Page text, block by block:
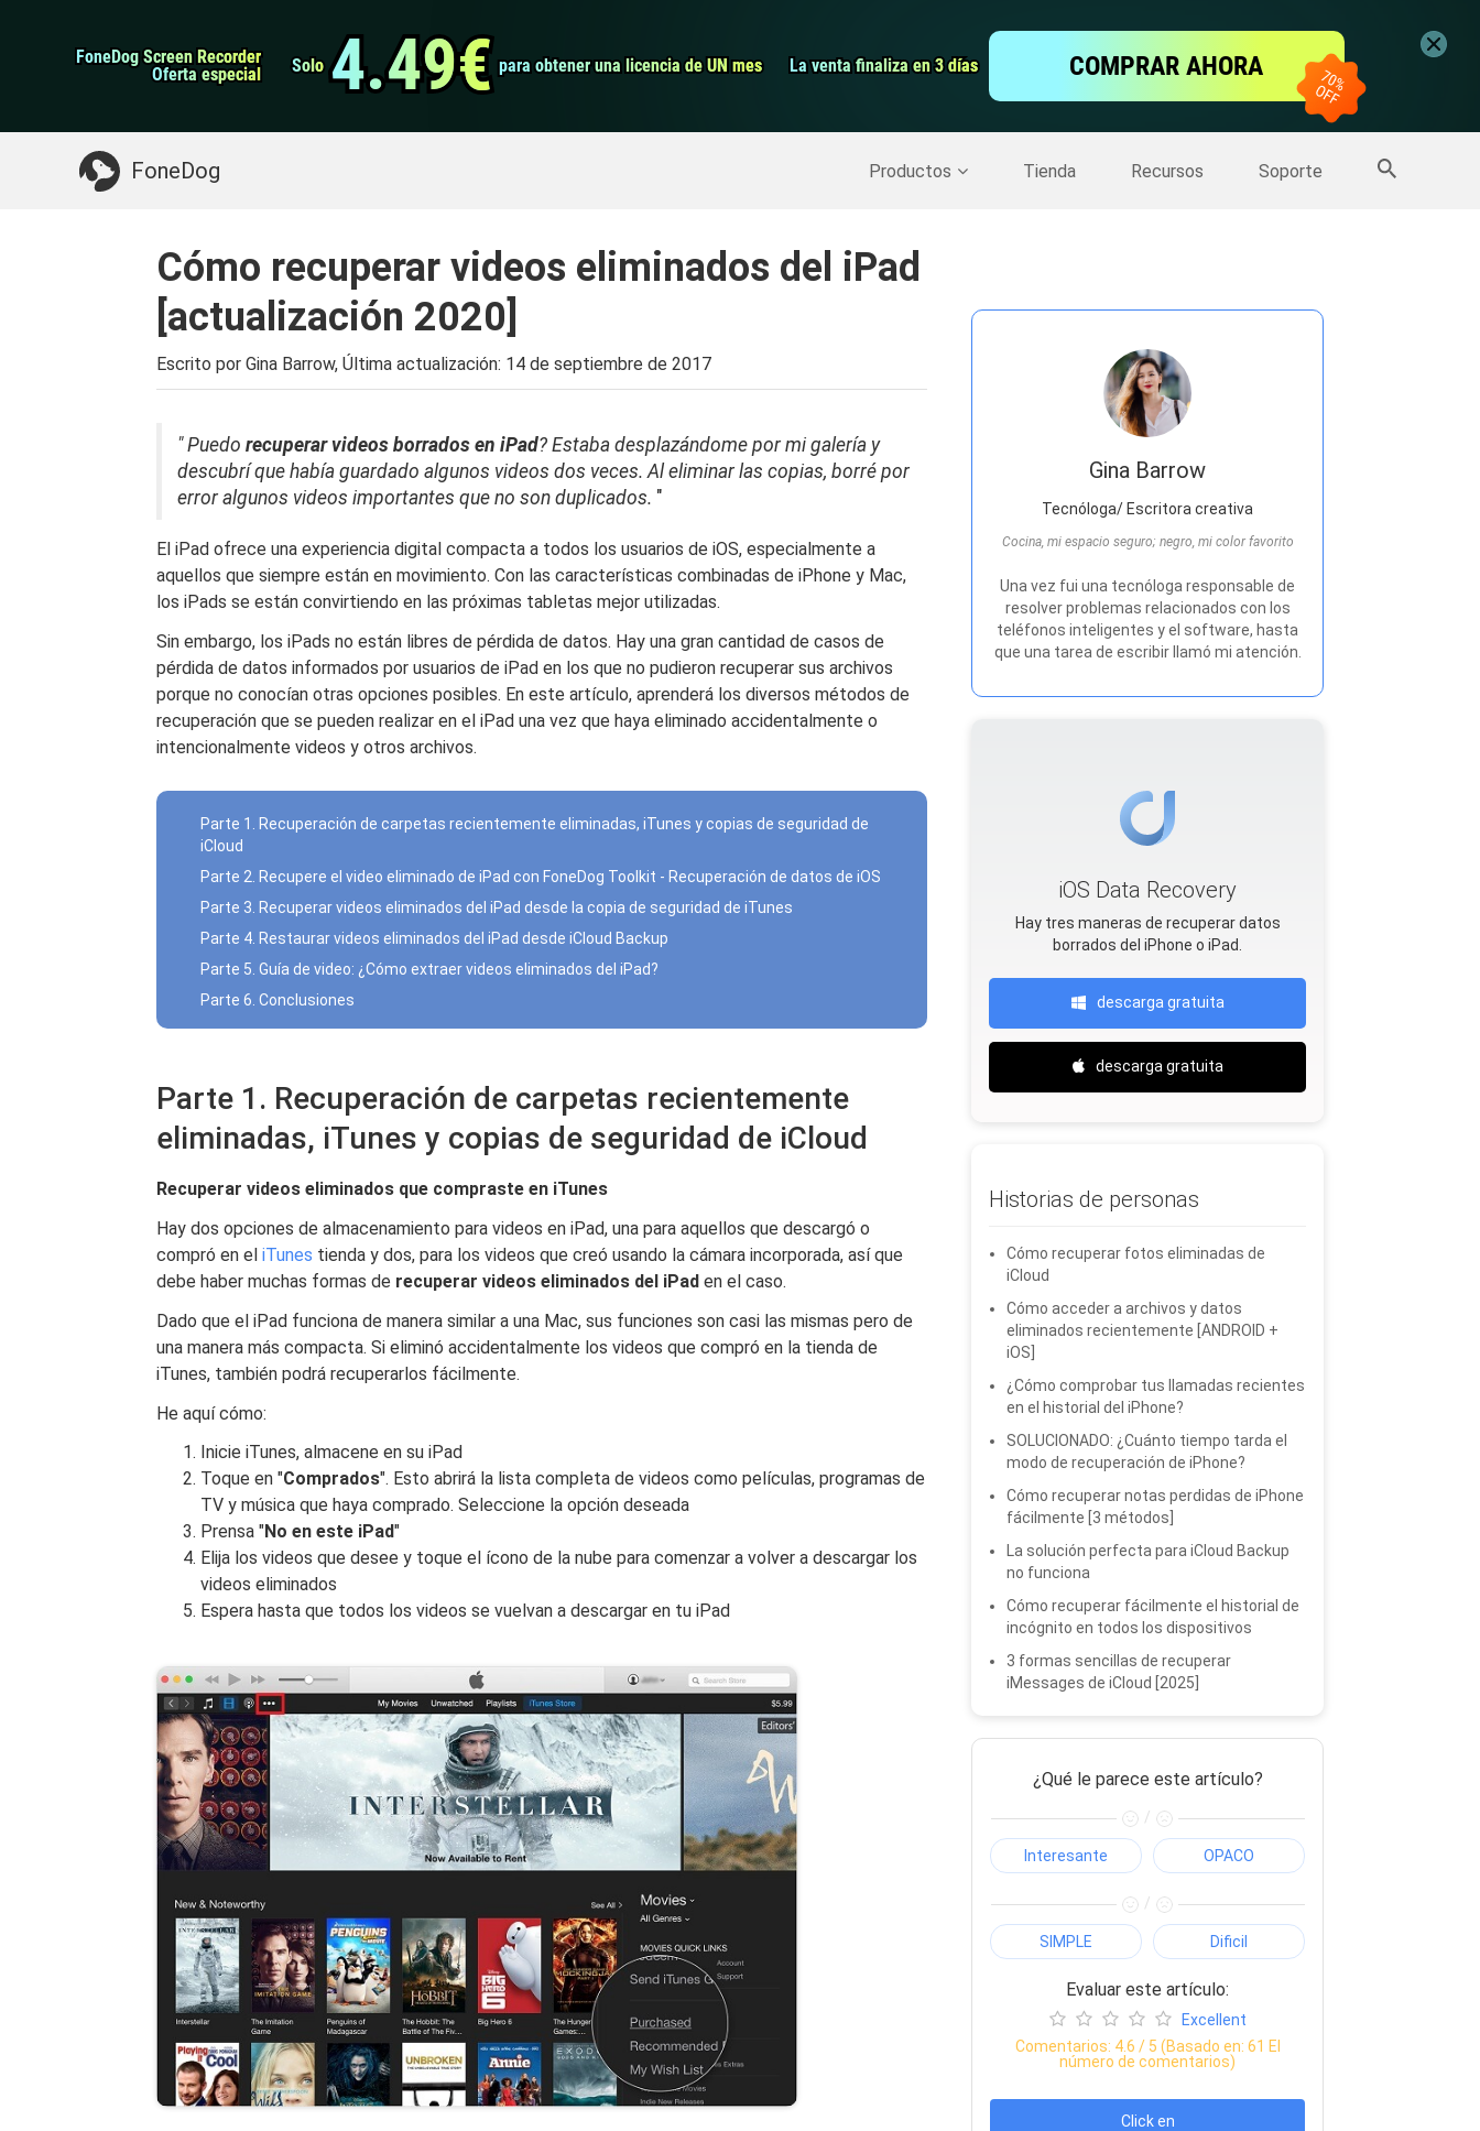
FoneDog Screen Recorder
FoneDog Screen Recorder
Oferta especial
Oferta especial Solo
Solo 4.49€
4.49€ para obtener una licencia de UN mes
para obtener una licencia de UN mes La venta finaliza en 3 días
La venta finaliza en 3 días COMPRAR AHORA
FoneDog Productos Tienda Recursos Soporte
Limpiador de iPhone
Grabador de pantalla
Algo que puede necesitar: Copia de seguridad del iPhone >> Más productos
Cómo recuperar videos eliminados del iPad
[actualización 2020]
Escrito por Gina Barrow, Última actualización: 14 de septiembre de 2017
" Puedo recuperar videos borrados en iPad? Estaba desplazándome por mi galería y
descubrí que había guardado algunos videos dos veces. Al eliminar las copias, borré por
error algunos videos importantes que no son duplicados. "
El iPad ofrece una experiencia digital compacta a todos los usuarios de iOS, especialmente a
aquellos que siempre están en movimiento. Con las características combinadas de iPhone y Mac,
los iPads se están convirtiendo en las próximas tabletas mejor utilizadas.
Sin embargo, los iPads no están libres de pérdida de datos. Hay una gran cantidad de casos de
pérdida de datos informados por usuarios de iPad en los que no pudieron recuperar sus archivos
porque no conocían otras opciones posibles. En este artículo, aprenderá los diversos métodos de
recuperación que se pueden realizar en el iPad una vez que haya eliminado accidentalmente o
intencionalmente videos y otros archivos.
Parte 1. Recuperación de carpetas recientemente eliminadas, iTunes y copias de seguridad de
iCloud
Parte 2. Recupere el video eliminado de iPad con FoneDog Toolkit - Recuperación de datos de iOS
Parte 3. Recuperar videos eliminados del iPad desde la copia de seguridad de iTunes
Parte 4. Restaurar videos eliminados del iPad desde iCloud Backup
Parte 5. Guía de video: ¿Cómo extraer videos eliminados del iPad?
Parte 6. Conclusiones
Parte 1. Recuperación de carpetas recientemente
eliminadas, iTunes y copias de seguridad de iCloud
Recuperar videos eliminados que compraste en iTunes
Hay dos opciones de almacenamiento para videos en iPad, una para aquellos que descargó o
compró en el iTunes tienda y dos, para los videos que creó usando la cámara incorporada, así que
debe haber muchas formas de recuperar videos eliminados del iPad en el caso.
Dado que el iPad funciona de manera similar a una Mac, sus funciones son casi las mismas pero de
una manera más compacta. Si eliminó accidentalmente los videos que compró en la tienda de
iTunes, también podrá recuperarlos fácilmente.
He aquí cómo:
Inicie iTunes, almacene en su iPad
Toque en "Comprados". Esto abrirá la lista completa de videos como películas, programas de
TV y música que haya comprado. Seleccione la opción deseada
Prensa "No en este iPad"
Elija los videos que desee y toque el ícono de la nube para comenzar a volver a descargar los
videos eliminados
Espera hasta que todos los videos se vuelvan a descargar en tu iPad
Gina Barrow
Tecnóloga/ Escritora creativa
Cocina, mi espacio seguro; negro, mi color favorito
Una vez fui una tecnóloga responsable de
resolver problemas relacionados con los
teléfonos inteligentes y el software, hasta
que una tarea de escribir llamó mi atención.
iOS Data Recovery
Hay tres maneras de recuperar datos
borrados del iPhone o iPad.
descarga gratuita
descarga gratuita
Historias de personas
Cómo recuperar fotos eliminadas de
iCloud
Cómo acceder a archivos y datos
eliminados recientemente [ANDROID +
iOS]
¿Cómo comprobar tus llamadas recientes
en el historial del iPhone?
SOLUCIONADO: ¿Cuánto tiempo tarda el
modo de recuperación de iPhone?
Cómo recuperar notas perdidas de iPhone
fácilmente [3 métodos]
La solución perfecta para iCloud Backup
no funciona
Cómo recuperar fácilmente el historial de
incógnito en todos los dispositivos
3 formas sencillas de recuperar
iMessages de iCloud [2025]
¿Qué le parece este artículo?
/
Interesante OPACO
/
SIMPLE Dificil
Evaluar este artículo:
Excellent
Comentarios: 4.6 / 5 (Basado en: 61 El
número de comentarios)
Click en